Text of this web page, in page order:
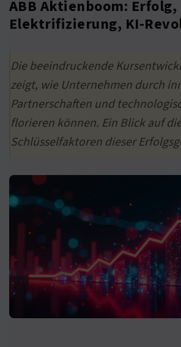
ABB Aktienboom: Erfolg,
Elektrifizierung, KI-
Die beeindruckende
zeigt, wie Unternehmen durch
Partnerschaften und
florieren können. Ein Blick auf
Schlüsselfaktoren dieser